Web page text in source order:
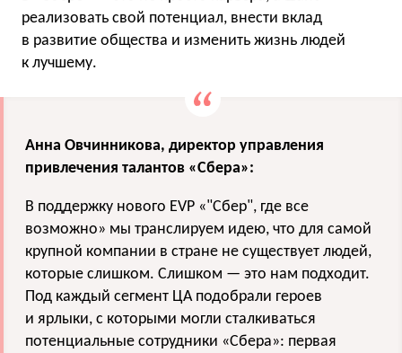
реализовать свой потенциал, внести вклад
в развитие общества и изменить жизнь людей
к лучшему.
Анна Овчинникова, директор управления
привлечения талантов «Сбера»:
В поддержку нового EVP «"Сбер", где все
возможно» мы транслируем идею, что для самой
крупной компании в стране не существует людей,
которые слишком. Слишком — это нам подходит.
Под каждый сегмент ЦА подобрали героев
и ярлыки, с которыми могли сталкиваться
потенциальные сотрудники «Сбера»: первая